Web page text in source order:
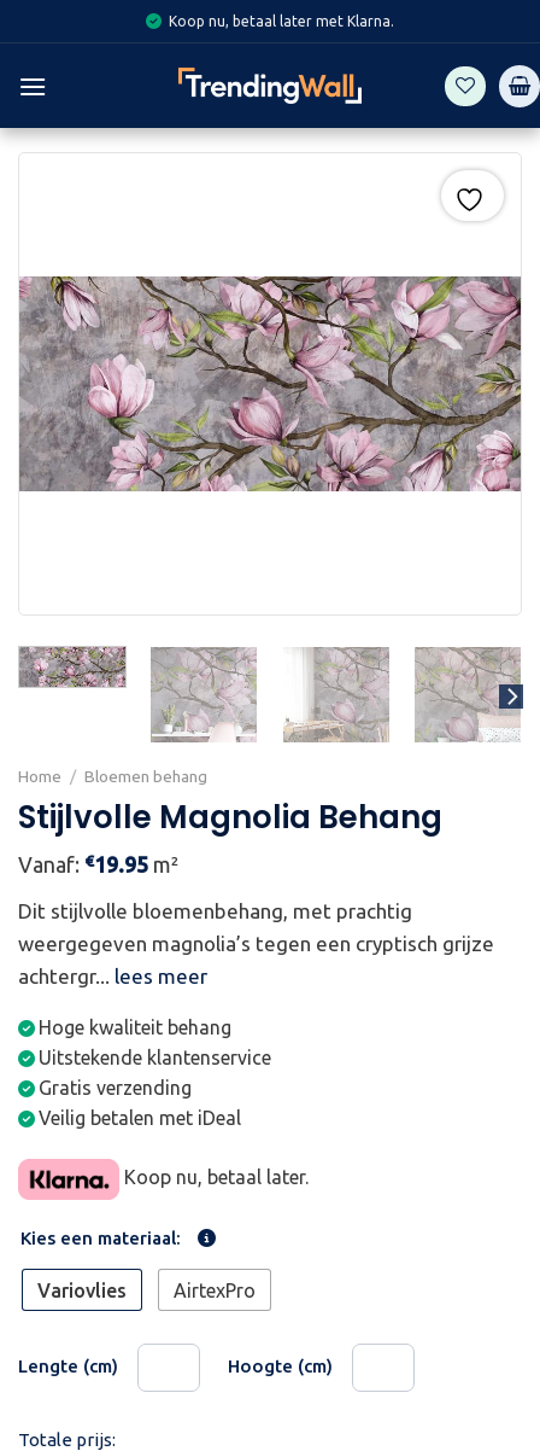
to
content
Koop nu, betaal later met Klarna.
Home / Bloemen behang
Stijlvolle Magnolia Behang
Vanaf: €19.95 m²
Dit stijlvolle bloemenbehang, met prachtig
weergegeven magnolia’s tegen een cryptisch grijze
achtergr... lees meer
Hoge kwaliteit behang
Uitstekende klantenservice
Gratis verzending
Veilig betalen met iDeal
Koop nu, betaal later.
Kies een materiaal:
Variovlies AirtexPro
Lengte (cm) Hoogte (cm)
Totale prijs: